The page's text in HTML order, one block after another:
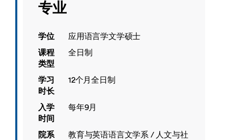
专业
学位
应用语言学文学硕士
课程
类型
全日制
学习
时长
12个月全日制
入学
时间
每年9月
院系
教育与英语语言文学系 / 人文与社